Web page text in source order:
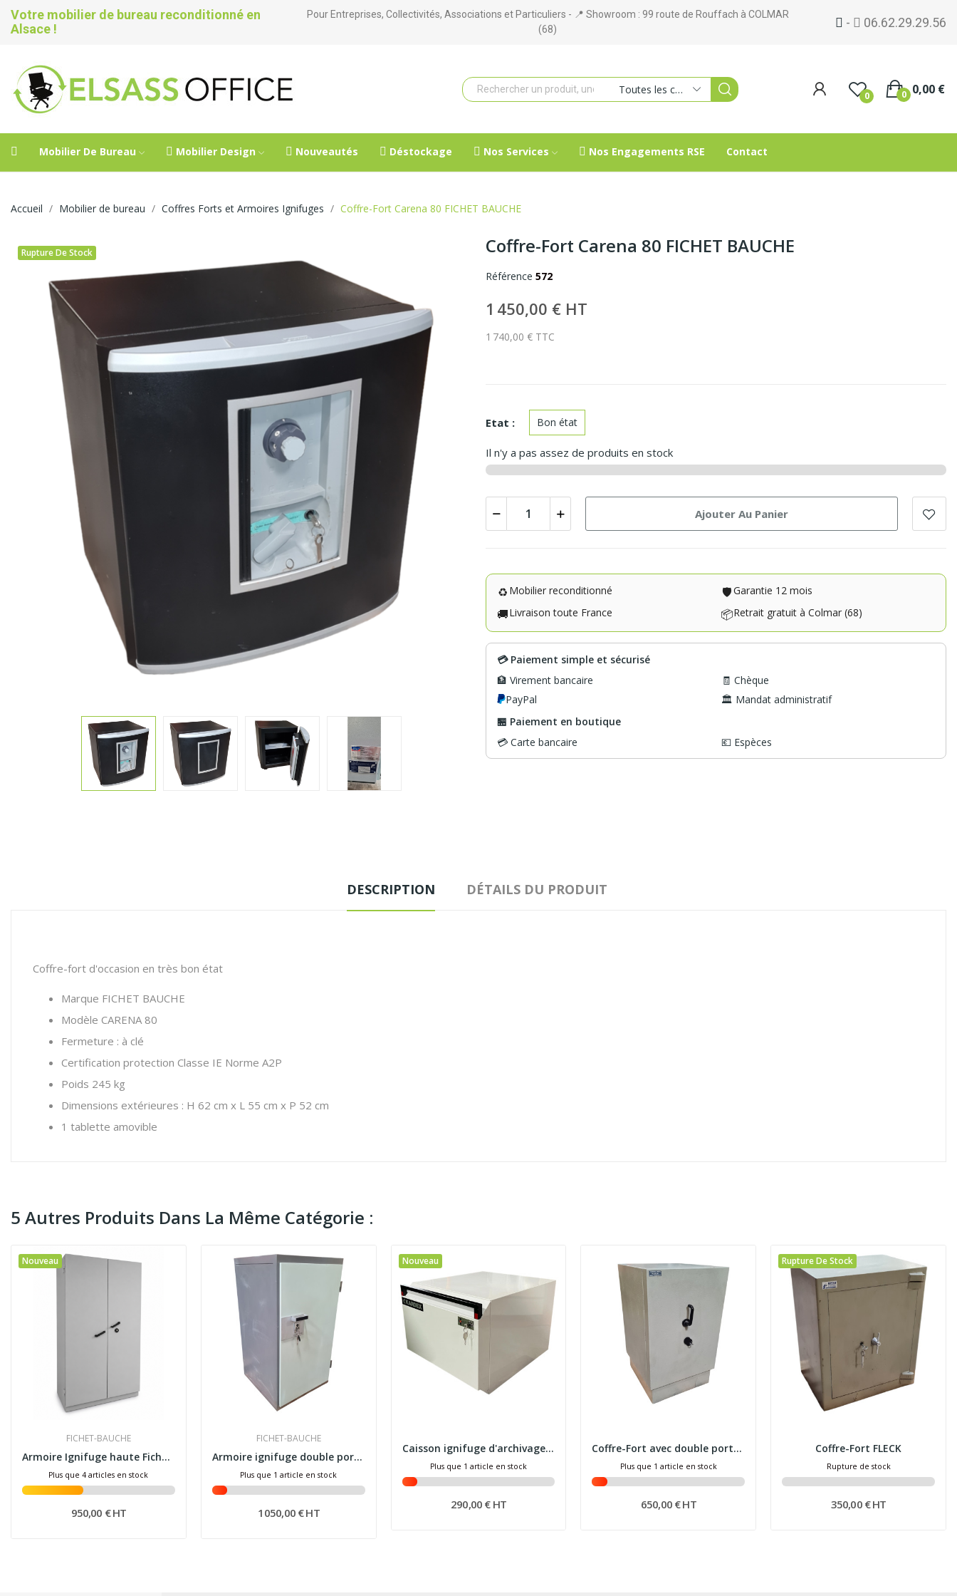
Votre mobilier de bureau reconditionné en
Alsace !
Pour Entreprises, Collectivités, Associations et Particuliers - 📍 Showroom : 99 route de Rouffach à COLMAR
(68)
- 06.62.29.29.56
Toutes les catégories 0 0,00 €
0
Mobilier De Bureau Mobilier Design Nouveautés Déstockage Nos Services Nos Engagements RSE Contact
Accueil Mobilier de bureau Coffres Forts et Armoires Ignifuges Coffre-Fort Carena 80 FICHET BAUCHE
Rupture De Stock Coffre-Fort Carena 80 FICHET BAUCHE
Référence 572
1 450,00 € HT
1 740,00 € TTC
Etat : Bon état
Il n'y a pas assez de produits en stock
Ajouter Au Panier
♻️ Mobilier reconditionné 🛡️Garantie 12 mois
🚚Livraison toute France 📦Retrait gratuit à Colmar (68)
💳 Paiement simple et sécurisé
🏦 Virement bancaire
🧾 Chèque
PayPal
🏛️ Mandat administratif
🏪 Paiement en boutique
💳 Carte bancaire
💶 Espèces
DESCRIPTION DÉTAILS DU PRODUIT
Coffre-fort d'occasion en très bon état
Marque FICHET BAUCHE
Modèle CARENA 80
Fermeture : à clé
Certification protection Classe IE Norme A2P
Poids 245 kg
Dimensions extérieures : H 62 cm x L 55 cm x P 52 cm
1 tablette amovible
5 Autres Produits Dans La Même Catégorie :
Nouveau
FICHET-BAUCHE
Armoire Ignifuge haute Fichet-Bauche Pyrox 810
Plus que 4 articles en stock
950,00 € HT
FICHET-BAUCHE
Armoire ignifuge double porte FICHET BAUCHE
Plus que 1 article en stock
1 050,00 € HT
Nouveau
Caisson ignifuge d'archivage 48x57x38 cm KARDEX...
Plus que 1 article en stock
290,00 € HT
Coffre-Fort avec double porte ignifuge
Plus que 1 article en stock
650,00 € HT
Rupture De Stock
Coffre-Fort FLECK
Rupture de stock
350,00 € HT